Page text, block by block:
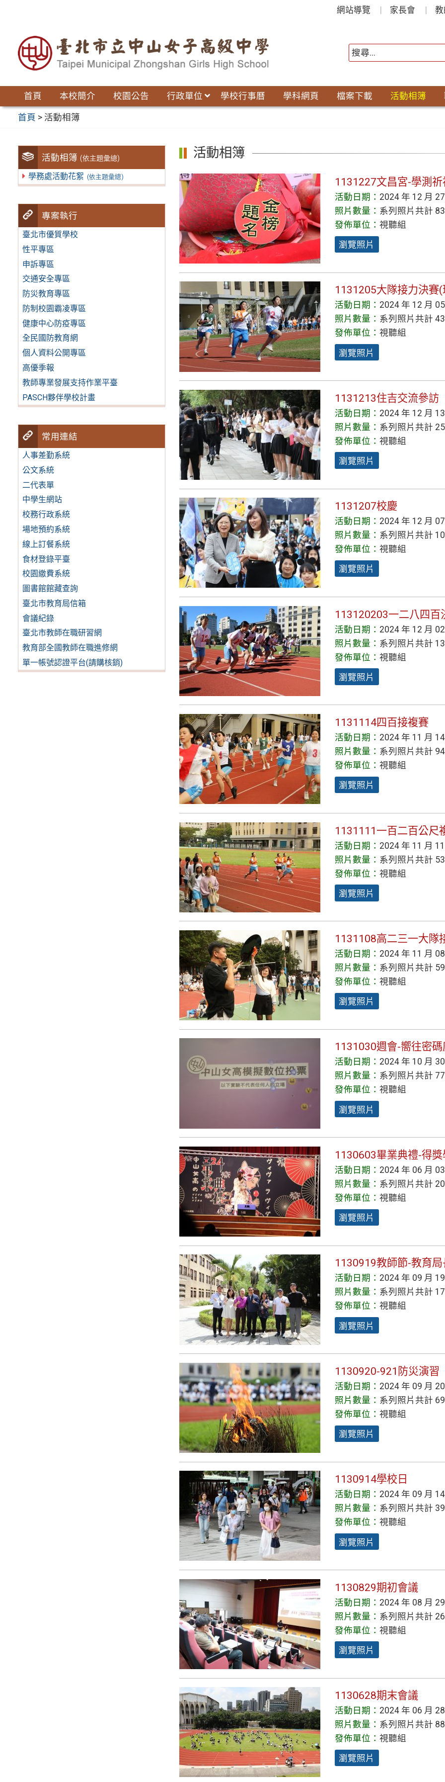
網站導覽 家長會
首頁 本校簡介 校園公告 行政單位 學校行事曆 學科網頁 檔案下載 活動相簿
首頁 > 活動相簿
活動相簿 (依主題彙總)
學務處活動花絮 (依主題彙總)
專案執行
臺北市優質學校
性平專區
申訴專區
交通安全專區
防災教育專區
防制校園霸凌專區
健康中心防疫專區
全民國防教育網
個人資料公開專區
高優季報
教師專業發展支持作業平臺
PASCH夥伴學校計畫
常用連結
人事差勤系統
公文系統
二代表單
中學生網站
校務行政系統
場地預約系統
線上訂餐系統
食材登錄平臺
校園繳費系統
圖書館館藏查詢
臺北市教育局信箱
會議紀錄
臺北市教師在職研習網
教育部全國教師在職進修網
單一帳號認證平台(請購核銷)
活動相簿
1131227文昌宮-學測祈
活動日期： 2024 年 12 月
照片數量： 系列照片共計
發佈單位： 視聽組
瀏覽照片
1131205大隊接力決賽
活動日期： 2024 年 12 月 05
照片數量： 系列照片共計
發佈單位： 視聽組
瀏覽照片
1131213住吉交流參訪
活動日期： 2024 年 12 月
照片數量： 系列照片共計
發佈單位： 視聽組
瀏覽照片
1131207校慶
活動日期： 2024 年 12 月 07
照片數量： 系列照片共計
發佈單位： 視聽組
瀏覽照片
113120203一二八四百
活動日期： 2024 年 12 月
照片數量： 系列照片共計
發佈單位： 視聽組
瀏覽照片
1131114四百接複賽
活動日期： 2024 年 11 月 14
照片數量： 系列照片共計
發佈單位： 視聽組
瀏覽照片
1131111一百二百公尺
活動日期： 2024 年 11 月
照片數量： 系列照片共計
發佈單位： 視聽組
瀏覽照片
1131108高二三一大隊
活動日期： 2024 年 11 月
照片數量： 系列照片共計
發佈單位： 視聽組
瀏覽照片
1131030週會-嚮往密
活動日期： 2024 年 10 月 30
照片數量： 系列照片共計
發佈單位： 視聽組
瀏覽照片
1130603畢業典禮-得
活動日期： 2024 年 06 月
照片數量： 系列照片共計
發佈單位： 視聽組
瀏覽照片
1130919教師節-教育
活動日期： 2024 年 09 月 19
照片數量： 系列照片共計
發佈單位： 視聽組
瀏覽照片
1130920-921防災演習
活動日期： 2024 年 09 月
照片數量： 系列照片共計
發佈單位： 視聽組
瀏覽照片
1130914學校日
活動日期： 2024 年 09 月 14
照片數量： 系列照片共計
發佈單位： 視聽組
瀏覽照片
1130829期初會議
活動日期： 2024 年 08 月
照片數量： 系列照片共計
發佈單位： 視聽組
瀏覽照片
1130628期末會議
活動日期： 2024 年 06 月 28
照片數量： 系列照片共計
發佈單位： 視聽組
瀏覽照片